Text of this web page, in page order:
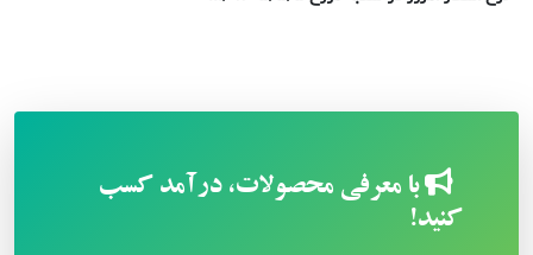
با معرفی محصولات، درآمد کسب
کنید!